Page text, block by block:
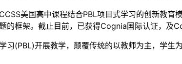
美国高中课程结合PBL项目式学习的创新教
的框架。截止目前，已获得Cognia国际认证，
习(PBL)开展教学，颠覆传统的以教师为主，学